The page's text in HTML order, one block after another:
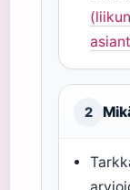
2